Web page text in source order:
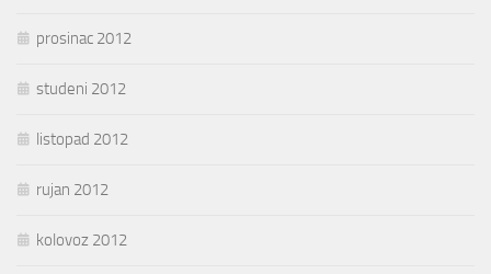
prosinac 2012
studeni 2012
listopad 2012
rujan 2012
kolovoz 2012